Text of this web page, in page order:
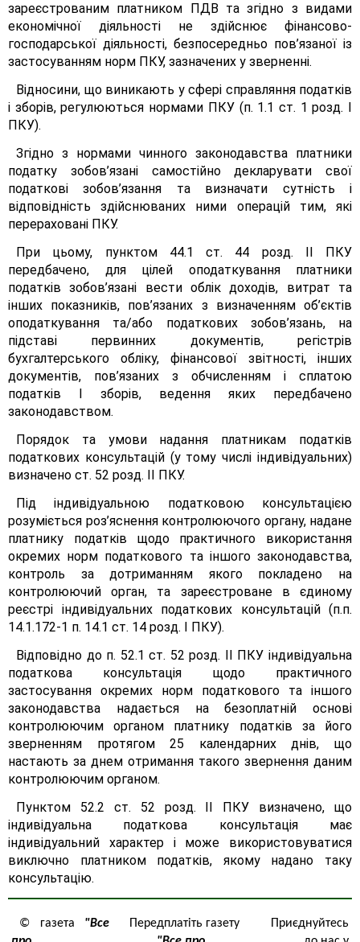
зареєстрованим платником ПДВ та згідно з видами
економічної діяльності не здійснює фінансово-
господарської діяльності, безпосередньо пов’язаної із
застосуванням норм ПКУ, зазначених у зверненні.
Відносини, що виникають у сфері справляння податків
і зборів, регулюються нормами ПКУ (п. 1.1 ст. 1 розд. І
ПКУ).
Згідно з нормами чинного законодавства платники
податку зобов’язані самостійно декларувати свої
податкові зобов’язання та визначати сутність і
відповідність здійснюваних ними операцій тим, які
перераховані ПКУ.
При цьому, пунктом 44.1 ст. 44 розд. II ПКУ
передбачено, для цілей оподаткування платники
податків зобов’язані вести облік доходів, витрат та
інших показників, пов’язаних з визначенням об’єктів
оподаткування та/або податкових зобов’язань, на
підставі первинних документів, регістрів
бухгалтерського обліку, фінансової звітності, інших
документів, пов’язаних з обчисленням і сплатою
податків І зборів, ведення яких передбачено
законодавством.
Порядок та умови надання платникам податків
податкових консультацій (у тому числі індивідуальних)
визначено ст. 52 розд. II ПКУ.
Під індивідуальною податковою консультацією
розуміється роз’яснення контролюючого органу, надане
платнику податків щодо практичного використання
окремих норм податкового та іншого законодавства,
контроль за дотриманням якого покладено на
контролюючий орган, та зареєстроване в єдиному
реєстрі індивідуальних податкових консультацій (п.п.
14.1.172-1 п. 14.1 ст. 14 розд. І ПКУ).
Відповідно до п. 52.1 ст. 52 розд. II ПКУ індивідуальна
податкова консультація щодо практичного
застосування окремих норм податкового та іншого
законодавства надається на безоплатній основі
контролюючим органом платнику податків за його
зверненням протягом 25 календарних днів, що
настають за днем отримання такого звернення даним
контролюючим органом.
Пунктом 52.2 ст. 52 розд. II ПКУ визначено, що
індивідуальна податкова консультація має
індивідуальний характер і може використовуватися
виключно платником податків, якому надано таку
консультацію.
© газета "Все
Передплатіть газету
Приєднуйтесь